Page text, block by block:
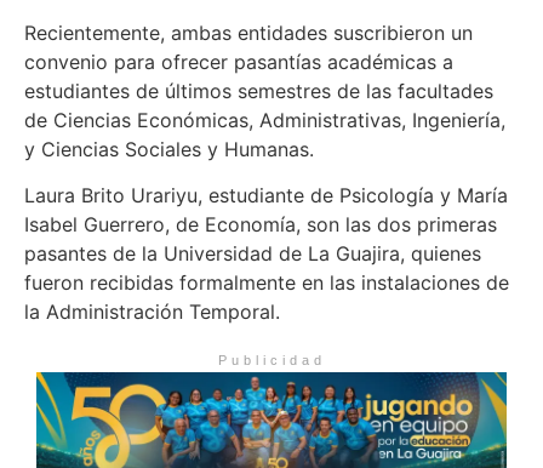
Recientemente, ambas entidades suscribieron un
convenio para ofrecer pasantías académicas a
estudiantes de últimos semestres de las facultades
de Ciencias Económicas, Administrativas, Ingeniería,
y Ciencias Sociales y Humanas.
Laura Brito Urariyu, estudiante de Psicología y María
Isabel Guerrero, de Economía, son las dos primeras
pasantes de la Universidad de La Guajira, quienes
fueron recibidas formalmente en las instalaciones de
la Administración Temporal.
Publicidad